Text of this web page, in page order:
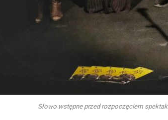
Słowo wstępne przed rozpoczęciem